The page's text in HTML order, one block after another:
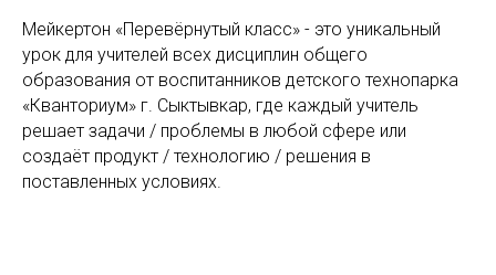
Мейкертон «Перевёрнутый класс» - это уникальный
урок для учителей всех дисциплин общего
образования от воспитанников детского технопарка
«Кванториум» г. Сыктывкар, где каждый учитель
решает задачи / проблемы в любой сфере или
создаёт продукт / технологию / решения в
поставленных условиях.